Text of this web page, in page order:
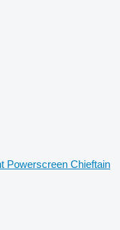
Powerscreen Chieftain